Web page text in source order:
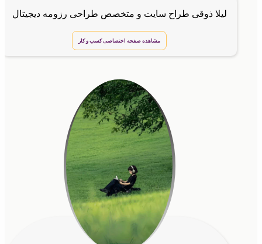
لیلا ذوقی طراح سایت و متخصص طراحی رزومه دیجیتال
مشاهده صفحه اختصاصی کسب و کار